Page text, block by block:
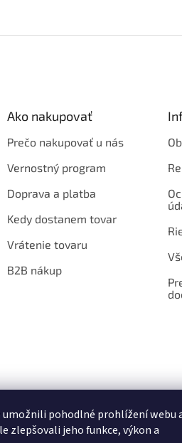
umožnili pohodlné prohlížení webu
zlepšovali jeho funkce, výkon a
Ako nakupovať
Prečo nakupovať u nás
Vernostný program
Doprava a platba
Kedy dostanem tovar
Vrátenie tovaru
B2B nákup